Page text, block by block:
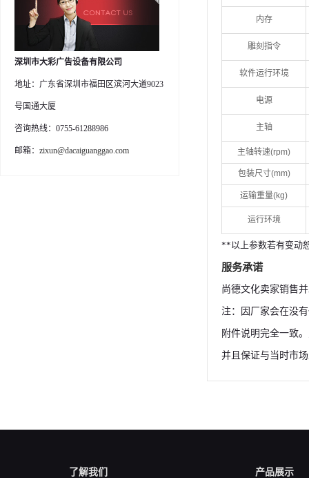
深圳市大彩广告设备有限公司
地址：广东省深圳市福田区滨河大道9023
号国通大厦
咨询热线：0755-61288986
邮箱： zixun@dacaiguanggao.com
内存
雕刻指令
软件运行环境
电源
主轴
主轴转速(rpm)
包装尺寸(mm)
运输重量(kg)
运行环境
**以上参数若有变动
服务承诺
尚德文化卖家销售
注：因厂家会在没
附件说明完全一致
并且保证与当时市
了解我们 产品展示